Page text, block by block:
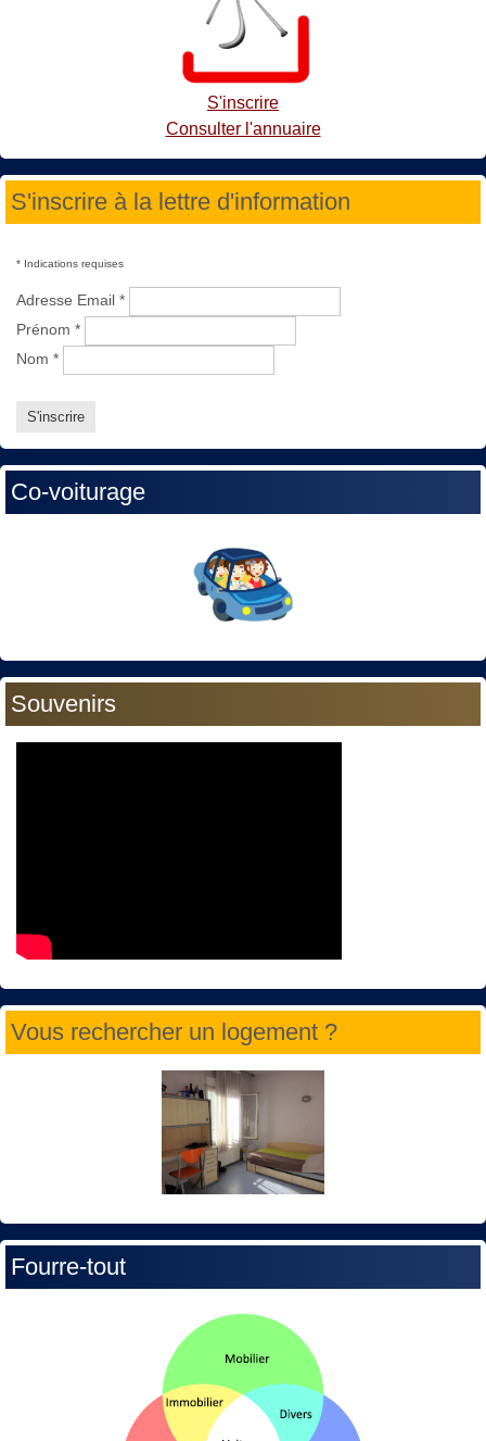
S'inscrire
Consulter l'annuaire
S'inscrire à la lettre d'information
* Indications requises
Adresse Email *
Prénom *
Nom *
Co-voiturage
Souvenirs
Vous rechercher un logement ?
Fourre-tout